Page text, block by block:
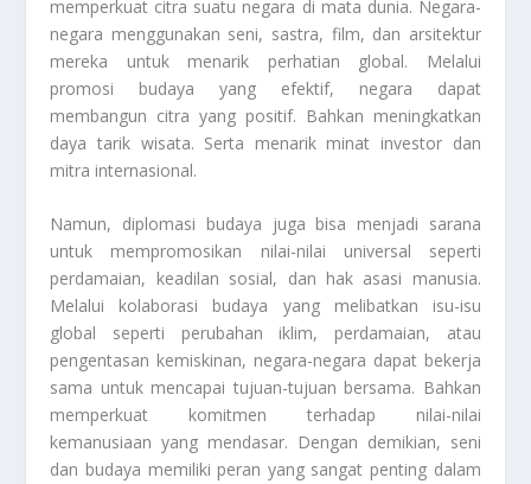
memperkuat citra suatu negara di mata dunia. Negara-
negara menggunakan seni, sastra, film, dan arsitektur
mereka untuk menarik perhatian global. Melalui
promosi budaya yang efektif, negara dapat
membangun citra yang positif. Bahkan meningkatkan
daya tarik wisata. Serta menarik minat investor dan
mitra internasional.
Namun, diplomasi budaya juga bisa menjadi sarana
untuk mempromosikan nilai-nilai universal seperti
perdamaian, keadilan sosial, dan hak asasi manusia.
Melalui kolaborasi budaya yang melibatkan isu-isu
global seperti perubahan iklim, perdamaian, atau
pengentasan kemiskinan, negara-negara dapat bekerja
sama untuk mencapai tujuan-tujuan bersama. Bahkan
memperkuat komitmen terhadap nilai-nilai
kemanusiaan yang mendasar. Dengan demikian, seni
dan budaya memiliki peran yang sangat penting dalam